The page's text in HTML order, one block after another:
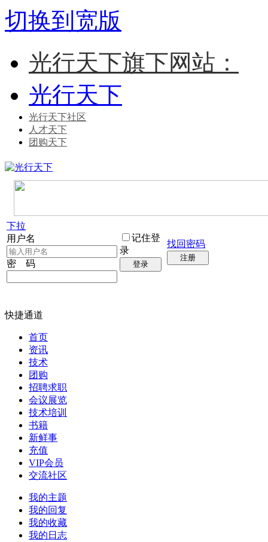
切换到宽版
光行天下旗下网站：
光行天下
光行天下社区
人才天下
团购天下
下拉
用户名
密 码
记住登
录
登录
找回密码
注册
快捷通道
首页
资讯
技术
团购
招聘求职
会议展览
技术培训
书籍
新鲜事
充值
VIP会员
交流社区
我的主题
我的回复
我的收藏
我的日志